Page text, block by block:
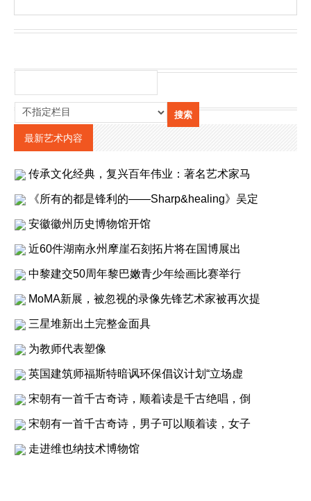
最新艺术内容
传承文化经典，复兴百年伟业：著名艺术家马
《所有的都是锋利的——Sharp&healing》吴定
安徽徽州历史博物馆开馆
近60件湖南永州摩崖石刻拓片将在国博展出
中黎建交50周年黎巴嫩青少年绘画比赛举行
MoMA新展，被忽视的录像先锋艺术家被再次提
三星堆新出土完整金面具
为教师代表塑像
英国建筑师福斯特暗讽环保倡议计划“立场虚
宋朝有一首千古奇诗，顺着读是千古绝唱，倒
宋朝有一首千古奇诗，男子可以顺着读，女子
走进维也纳技术博物馆